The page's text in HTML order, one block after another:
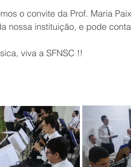
o convite da Prof. Maria
nossa instituição, e pode
viva a SFNSC !!